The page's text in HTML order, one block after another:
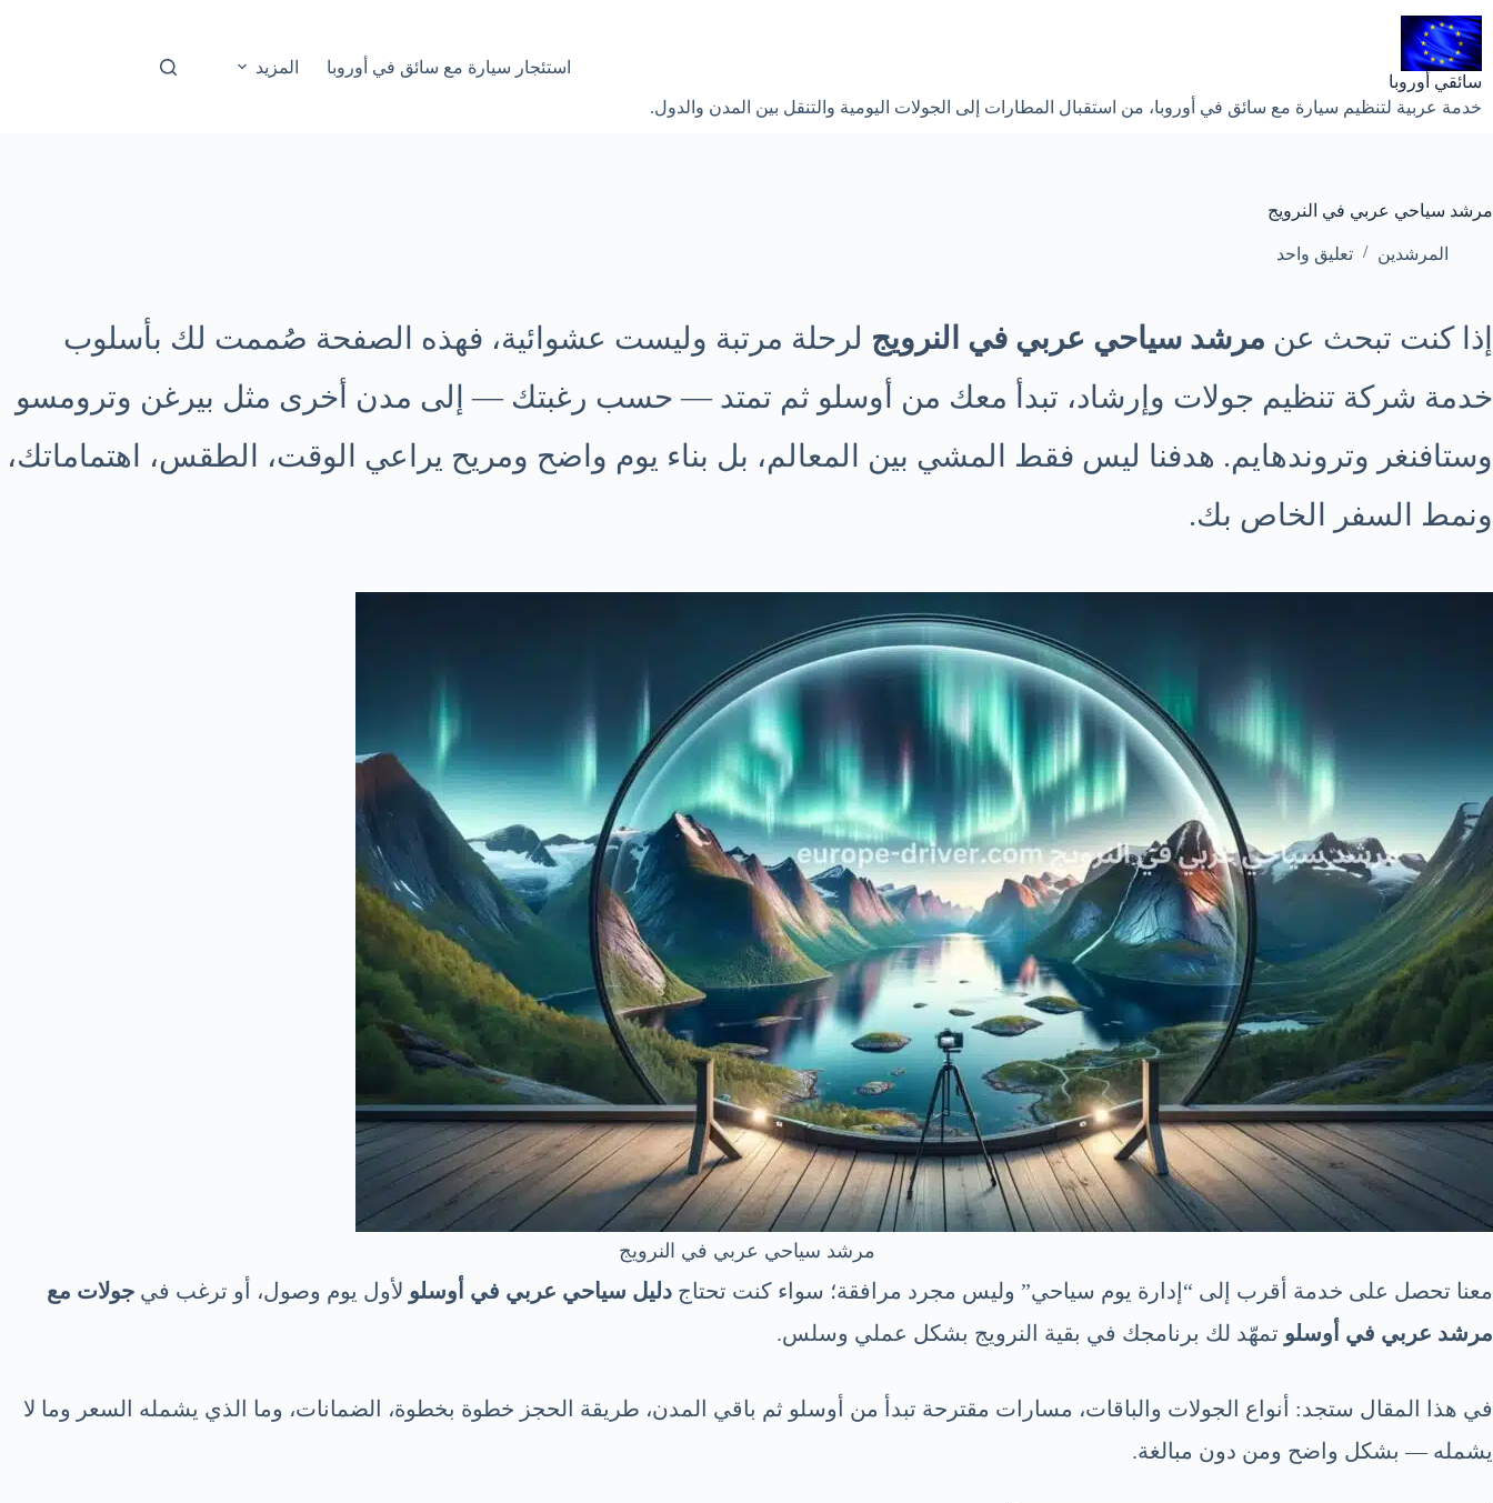
إلى
المحتوى
سائقي أوروبا
خدمة عربية لتنظيم سيارة مع سائق في أوروبا، من استقبال المطارات إلى الجولات اليومية والتنقل بين المدن والدول.
استئجار سيارة مع سائق في أوروبا المزيد
مرشد سياحي عربي في النرويج
المرشدين تعليق واحد
إذا كنت تبحث عن مرشد سياحي عربي في النرويج لرحلة مرتبة وليست عشوائية، فهذه الصفحة صُممت لك بأسلوب
خدمة شركة تنظيم جولات وإرشاد، تبدأ معك من أوسلو ثم تمتد — حسب رغبتك — إلى مدن أخرى مثل بيرغن وترومسو
وستافنغر وتروندهايم. هدفنا ليس فقط المشي بين المعالم، بل بناء يوم واضح ومريح يراعي الوقت، الطقس، اهتماماتك،
ونمط السفر الخاص بك.
مرشد سياحي عربي في النرويج
معنا تحصل على خدمة أقرب إلى “إدارة يوم سياحي” وليس مجرد مرافقة؛ سواء كنت تحتاج دليل سياحي عربي في أوسلو لأول يوم وصول، أو ترغب في جولات مع
مرشد عربي في أوسلو تمهّد لك برنامجك في بقية النرويج بشكل عملي وسلس.
في هذا المقال ستجد: أنواع الجولات والباقات، مسارات مقترحة تبدأ من أوسلو ثم باقي المدن، طريقة الحجز خطوة بخطوة، الضمانات، وما الذي يشمله السعر وما لا
يشمله — بشكل واضح ومن دون مبالغة.